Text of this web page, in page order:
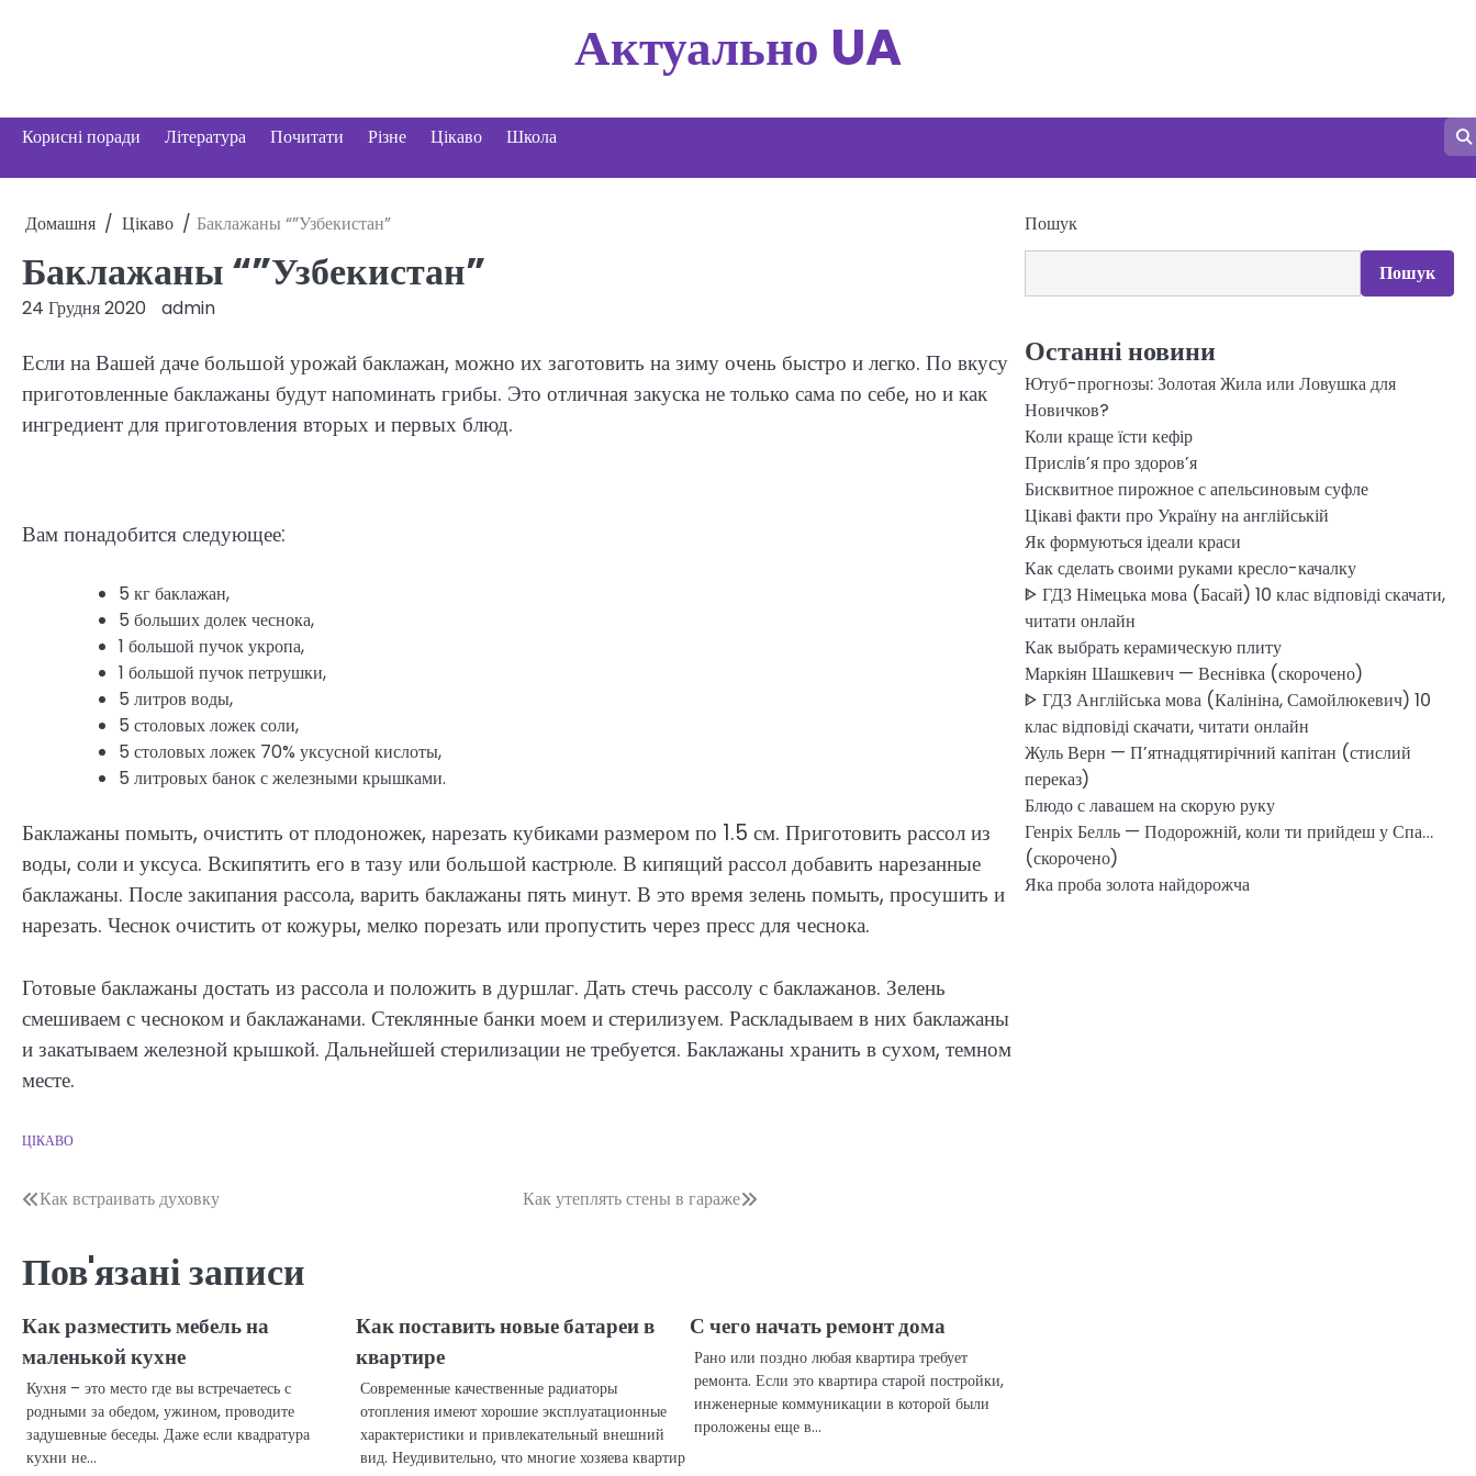
Актуально UA
Корисні поради Література Почитати Різне Цікаво Школа
Домашня Цікаво Баклажаны “”Узбекистан”
Баклажаны “”Узбекистан”
24 Грудня 2020 admin
Если на Вашей даче большой урожай баклажан, можно их заготовить на зиму очень быстро и легко. По вкусу
приготовленные баклажаны будут напоминать грибы. Это отличная закуска не только сама по себе, но и как
ингредиент для приготовления вторых и первых блюд.
Вам понадобится следующее:
5 кг баклажан,
5 больших долек чеснока,
1 большой пучок укропа,
1 большой пучок петрушки,
5 литров воды,
5 столовых ложек соли,
5 столовых ложек 70% уксусной кислоты,
5 литровых банок с железными крышками.
Баклажаны помыть, очистить от плодоножек, нарезать кубиками размером по 1.5 см. Приготовить рассол из
воды, соли и уксуса. Вскипятить его в тазу или большой кастрюле. В кипящий рассол добавить нарезанные
баклажаны. После закипания рассола, варить баклажаны пять минут. В это время зелень помыть, просушить и
нарезать. Чеснок очистить от кожуры, мелко порезать или пропустить через пресс для чеснока.
Готовые баклажаны достать из рассола и положить в дуршлаг. Дать стечь рассолу с баклажанов. Зелень
смешиваем с чесноком и баклажанами. Стеклянные банки моем и стерилизуем. Раскладываем в них баклажаны
и закатываем железной крышкой. Дальнейшей стерилизации не требуется. Баклажаны хранить в сухом, темном
месте.
ЦІКАВО
Навігація
Как встраивать духовку Как утеплять стены в гараже
Пов'язані записи
Как разместить мебель на
маленькой кухне
Кухня – это место где вы встречаетесь с
родными за обедом, ужином, проводите
задушевные беседы. Даже если квадратура
кухни не…
Как поставить новые батареи в
квартире
Современные качественные радиаторы
отопления имеют хорошие эксплуатационные
характеристики и привлекательный внешний
вид. Неудивительно, что многие хозяева квартир
С чего начать ремонт дома
Рано или поздно любая квартира требует
ремонта. Если это квартира старой постройки,
инженерные коммуникации в которой были
проложены еще в…
Пошук
Пошук
Останні новини
Ютуб-прогнозы: Золотая Жила или Ловушка для
Новичков?
Коли краще їсти кефір
Прислiв’я про здоров’я
Бисквитное пирожное с апельсиновым суфле
Цікаві факти про Україну на англійській
Як формуються ідеали краси
Как сделать своими руками кресло-качалку
ᐈ ГДЗ Німецька мова (Басай) 10 клас відповіді скачати,
читати онлайн
Как выбрать керамическую плиту
Маркіян Шашкевич — Веснівка (скорочено)
ᐈ ГДЗ Англійська мова (Калініна, Самойлюкевич) 10
клас відповіді скачати, читати онлайн
Жуль Верн — П’ятнадцятирічний капітан (стислий
переказ)
Блюдо с лавашем на скорую руку
Генріх Белль — Подорожній, коли ти прийдеш у Спа…
(скорочено)
Яка проба золота найдорожча